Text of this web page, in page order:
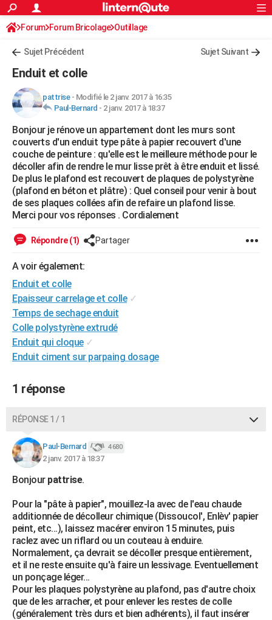
ACTUALITÉS
Politique
Société
Faits Divers
Education
Monde
Villes
+
FINANCE
Retraite
Impôts
Epargne
Immobilier
Risques naturels par ville
Banque
Assurance
Crédit
AUTO
Essais
Réserver un essai
Citadines
Berlines
SUV
Forum auto
+HIGH-TECH
Mobiles
Meilleur smartphone
Internet
Ordinateurs
Jeux vidéo
Guide high-tech
+BRICOLAGE
Forum
Aménagement intérieur
Extérieur
Cuisine
Salle de bains
Jardinage
Rangement
WEEK-END
Guides de France
Escapades
Patrimoine
Expositions
Musées
Week-end nature
+LIFESTYLE
Art de vivre
Bien-être
Loisirs
Mode
Modes de vie
SANTE
VOYAGE
Destinations
City break
Voyage nature
Voyage de noces
Forum
Climat
PHOTO
GUIDES D'ACHAT
BONS PLANS
CARTE DE VOEUX
Carte de Noël
Carte Bonne année
Carte Saint-Valentin
Carte Pâques
Carte d'anniversaire
DICTIONNAIRE
S'inscrire
Se connecter
Lycées
Collèges
Primaires
Universités
Entreprises
Service militaire
Avis de recherche
AVIS DE DÉCÈS
FORUM
Bricolage
Lifestyle
Culture
Sport
Auto
Television
Voyage
Cinema
S'inscrire
Connexion
Forum Forum Bricolage Outillage
Sujet Précédent Sujet Suivant
Enduit et colle
pattrise- Modifié le 2 janv. 2017 à 16:35
Paul-Bernard - 2 janv. 2017 à 18:37
Bonjour je rénove un appartement dont les murs sont
couverts d'un enduit type pâte à papier recouvert d'une
couche de peinture : qu'elle est le meilleure méthode pour le
décoller afin de rendre le mur lisse prêt à être enduit et lissé.
De plus le plafond est recouvert de plaques de polystyrène
(plafond en béton et plâtre) : Quel conseil pour venir à bout
de ses plaques collées afin de refaire un plafond lisse.
Merci pour vos réponses . Cordialement
Répondre (1) Partager
A voir également:
Enduit et colle
Epaisseur carrelage et colle ✓
Temps de sechage enduit
Colle polystyrène extrudé
Enduit qui cloque ✓
Enduit ciment sur parpaing dosage
1 réponse
RÉPONSE 1 / 1
Paul-Bernard 4 680
2 janv. 2017 à 18:37
Bonjour pattrise.
Pour la "pâte à papier", mouillez-la avec de l'eau chaude
additionnée de décolleur chimique (Dissoucol', Enlèv' papier
peint, etc...), laissez macérer environ 15 minutes, puis
raclez avec un riflard ou un couteau à enduire.
Normalement, ça devrait se décoller presque entièrement,
et il ne reste ensuite qu'à faire un lessivage. Eventuellement
un ponçage léger...
Pour les plaques polystyrène au plafond, pas d'autre choix
que de les arracher, et pour enlever les restes de colle
(généralement très durs et bien adhérents), il faut insérer